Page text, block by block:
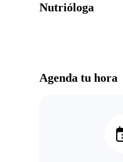
Nutrióloga
Agenda tu hora